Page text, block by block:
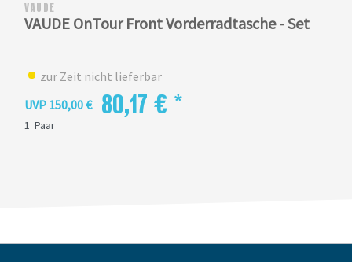
VAUDE
VAUDE OnTour Front Vorderradtasche - Set
zur Zeit nicht lieferbar
UVP 150,00 €
80,17 € *
1 Paar